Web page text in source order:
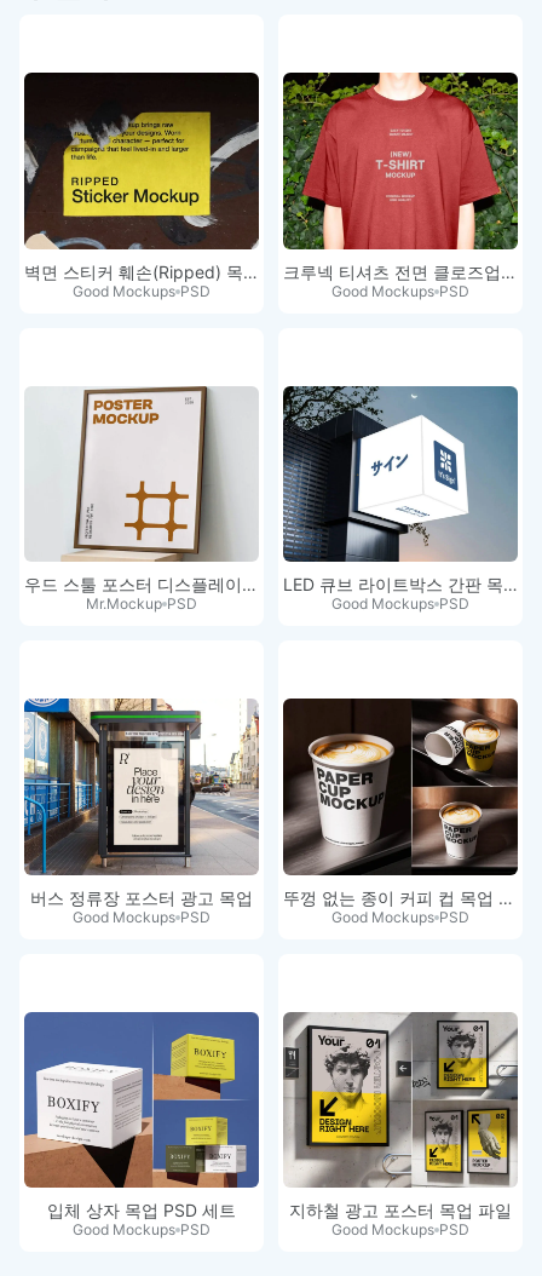
벽면 스티커 훼손(Ripped) 목업
Good Mockups PSD
크루넥 티셔츠 전면 클로즈업 목업
Good Mockups PSD
우드 스툴 포스터 디스플레이 목업
Mr.Mockup PSD
LED 큐브 라이트박스 간판 목업 PSD
Good Mockups PSD
버스 정류장 포스터 광고 목업
Good Mockups PSD
뚜껑 없는 종이 커피 컵 목업 세트
Good Mockups PSD
입체 상자 목업 PSD 세트
Good Mockups PSD
지하철 광고 포스터 목업 파일
Good Mockups PSD